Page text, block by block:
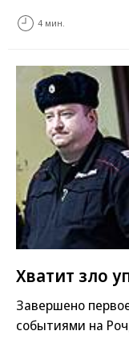
4 мин.
Хватит зло
Завершено
событиями на